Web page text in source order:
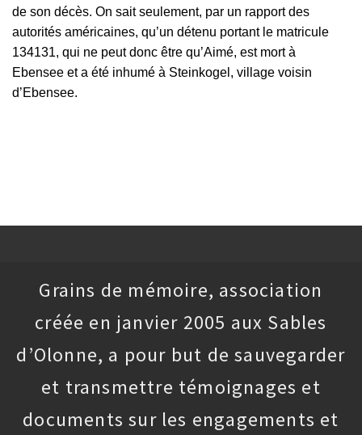
de son décès. On sait seulement, par un rapport des
autorités américaines, qu’un détenu portant le matricule
134131, qui ne peut donc être qu’Aimé, est mort à
Ebensee et a été inhumé à Steinkogel, village voisin
d’Ebensee.
Grains de mémoire, association
créée en janvier 2005 aux Sables
d’Olonne, a pour but de sauvegarder
et transmettre témoignages et
documents sur les engagements et